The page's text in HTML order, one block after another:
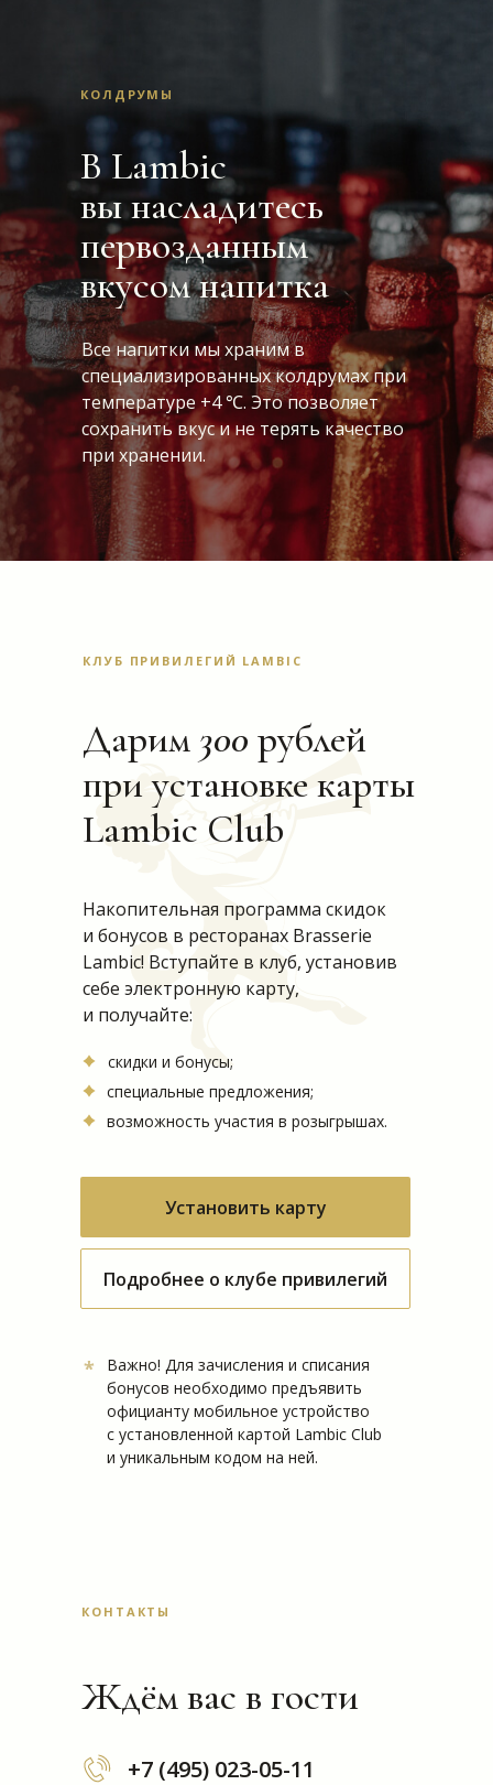
КОЛДРУМЫ
Все напитки мы храним в
специализированных колдрумах при
температуре +4 ℃. Это позволяет
сохранить вкус и не терять качество
при хранении.
В Lambic
вы насладитесь
первозданным
вкусом напитка
КЛУБ ПРИВИЛЕГИЙ LAMBIC
Накопительная программа скидок
и бонусов в ресторанах Brasserie
Lambic! Вступайте в клуб, установив
себе электронную карту,
и получайте:
Дарим 300 рублей
при установке карты
Lambic Club
Важно! Для зачисления и списания
бонусов необходимо предъявить
официанту мобильное устройство
с установленной картой Lambic Club
и уникальным кодом на ней.
*
Установить карту
Подробнее о клубе привилегий
скидки и бонусы;
специальные предложения;
возможность участия в розыгрышах.
КОНТАКТЫ
Ждём вас в гости
+7 (495) 023-05-11